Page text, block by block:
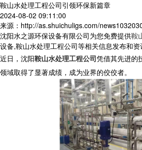
鞍山水处理工程公司引领环保新篇章
2024-08-02 09:11:00
来源：http://as.shuichuligs.com/
沈阳水之源环保设备有限公司为您免费提供鞍
设备,鞍山水处理工程公司等相关信息发布和资
近日，沈阳鞍山水处理工程公司凭借其先进的
领域取得了显著成绩，成为业界的佼佼者。